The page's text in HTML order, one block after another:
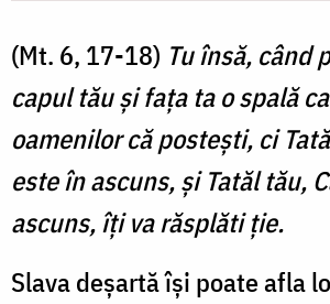
(Mt. 6, 17-18) Tu însă, când
capul tău şi faţa ta o spală
oamenilor că posteşti, ci
este în ascuns, şi Tatăl tău,
ascuns, îţi va răsplăti ţie.
Slava deșartă își poate afla